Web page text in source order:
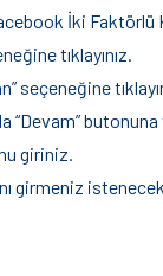
İki
tıklayınız.
seçeneğine
butonuna
giriniz.
girmeniz